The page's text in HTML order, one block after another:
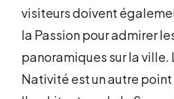
visiteurs doivent
la Passion pour admirer
panoramiques sur la
Nativité est un autre